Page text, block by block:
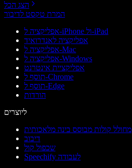
הצג הכל
המרת טקסט לדיבור
אפליקציה ל-iPhone ול-iPad
אפליקציה לאנדרואיד
אפליקציה ל-Mac
אפליקציה ל-Windows
אפליקציית אינטרנט
תוסף ל-Chrome
תוסף ל-Edge
הורדות
ליוצרים
מחולל קולות מבוסס בינה מלאכותית
דיבוב
שכפול קול
Speechify לעבודה